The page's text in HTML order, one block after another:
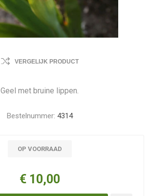
VERGELIJK PRODUCT
Geel met bruine lippen.
Bestelnummer: 4314
OP VOORRAAD
€ 10,00